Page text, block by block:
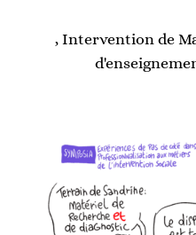
, Intervention de